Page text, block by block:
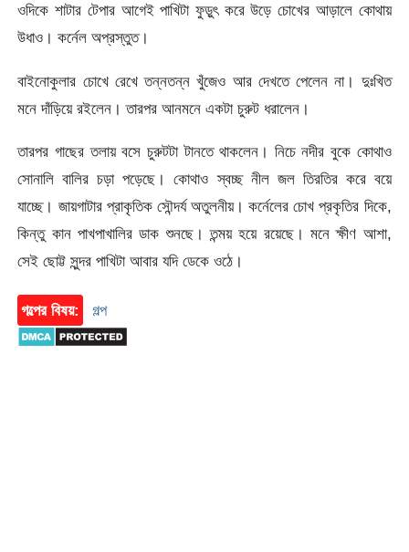
ওদিকে শাটার টেপার আগেই পাখিটা ফুড়ুৎ করে উড়ে চোখের আড়ালে কোথায়
উধাও। কর্নেল অপ্রস্তুত।
বাইনোকুলার চোখে রেখে তন্নতন্ন খুঁজেও আর দেখতে পেলেন না। দুঃখিত
মনে দাঁড়িয়ে রইলেন। তারপর আনমনে একটা চুরুট ধরালেন।
তারপর গাছের তলায় বসে চুরুটটা টানতে থাকলেন। নিচে নদীর বুকে কোথাও
সোনালি বালির চড়া পড়েছে। কোথাও স্বচ্ছ নীল জল তিরতির করে বয়ে
যাচ্ছে। জায়গাটার প্রাকৃতিক সৌন্দর্য অতুলনীয়। কর্নেলের চোখ প্রকৃতির দিকে,
কিন্তু কান পাখপাখালির ডাক শুনছে। তন্ময় হয়ে রয়েছে। মনে ক্ষীণ আশা,
সেই ছোট্ট সুন্দর পাখিটা আবার যদি ডেকে ওঠে।
গল্পের বিষয়: গল্প